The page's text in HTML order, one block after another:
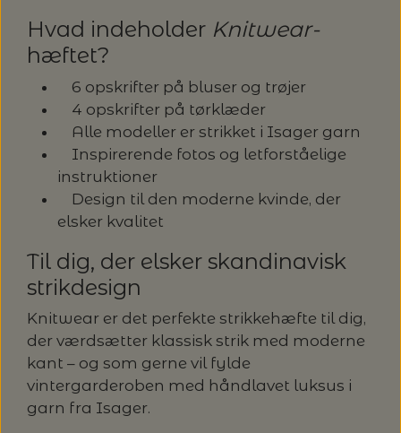
Hvad indeholder Knitwear-
hæftet?
6 opskrifter på bluser og trøjer
4 opskrifter på tørklæder
Alle modeller er strikket i Isager garn
Inspirerende fotos og letforståelige
instruktioner
Design til den moderne kvinde, der
elsker kvalitet
Til dig, der elsker skandinavisk
strikdesign
Knitwear er det perfekte strikkehæfte til dig,
der værdsætter klassisk strik med moderne
kant – og som gerne vil fylde
vintergarderoben med håndlavet luksus i
garn fra Isager.